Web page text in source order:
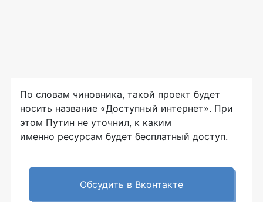
По словам чиновника, такой проект будет
носить название «Доступный интернет». При
этом Путин не уточнил, к каким
именно ресурсам будет бесплатный доступ.
Обсудить в Вконтакте